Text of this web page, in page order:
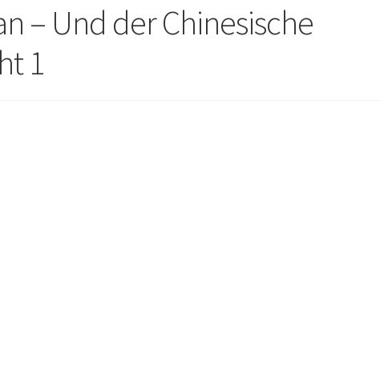
– Und der Chinesische
1